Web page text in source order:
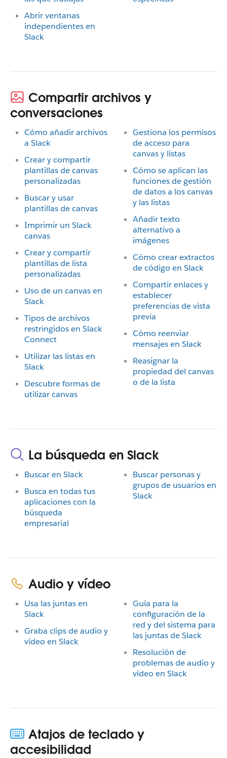
Abrir ventanas
independientes en
Slack
Compartir archivos y
conversaciones
Cómo añadir archivos
a Slack
Crear y compartir
plantillas de canvas
personalizadas
Buscar y usar
plantillas de canvas
Imprimir un Slack
canvas
Crear y compartir
plantillas de lista
personalizadas
Uso de un canvas en
Slack
Tipos de archivos
restringidos en Slack
Connect
Utilizar las listas en
Slack
Descubre formas de
utilizar canvas
Gestiona los permisos
de acceso para
canvas y listas
Cómo se aplican las
funciones de gestión
de datos a los canvas
y las listas
Añadir texto
alternativo a
imágenes
Cómo crear extractos
de código en Slack
Compartir enlaces y
establecer
preferencias de vista
previa
Cómo reenviar
mensajes en Slack
Reasignar la
propiedad del canvas
o de la lista
La búsqueda en Slack
Buscar en Slack
Busca en todas tus
aplicaciones con la
búsqueda
empresarial
Buscar personas y
grupos de usuarios en
Slack
Audio y vídeo
Usa las juntas en
Slack
Graba clips de audio y
vídeo en Slack
Guía para la
configuración de la
red y del sistema para
las juntas de Slack
Resolución de
problemas de audio y
vídeo en Slack
Atajos de teclado y
accesibilidad